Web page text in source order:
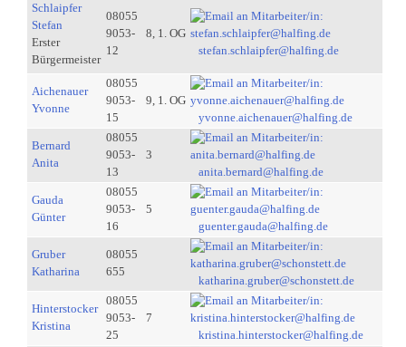
Schlaipfer
Stefan
Erster
Bürgermeister
08055
9053-
12
8, 1. OG
stefan.schlaipfer@halfing.de
Aichenauer
Yvonne
08055
9053-
15
9, 1. OG
yvonne.aichenauer@halfing.de
Bernard
Anita
08055
9053-
13
3
anita.bernard@halfing.de
Gauda
Günter
08055
9053-
16
5
guenter.gauda@halfing.de
Gruber
Katharina
08055
655
katharina.gruber@schonstett.de
Hinterstocker
Kristina
08055
9053-
25
7
kristina.hinterstocker@halfing.de